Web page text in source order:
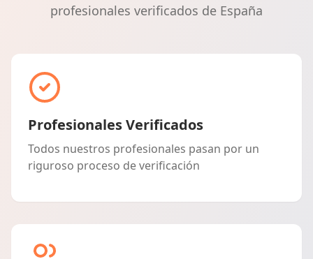
profesionales verificados de España
Profesionales Verificados
Todos nuestros profesionales pasan por un
riguroso proceso de verificación